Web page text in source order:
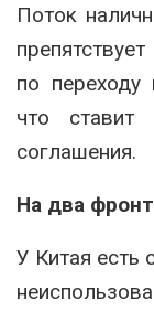
Поток
по переходу
что ставит
соглашения.
На два
У Китая есть